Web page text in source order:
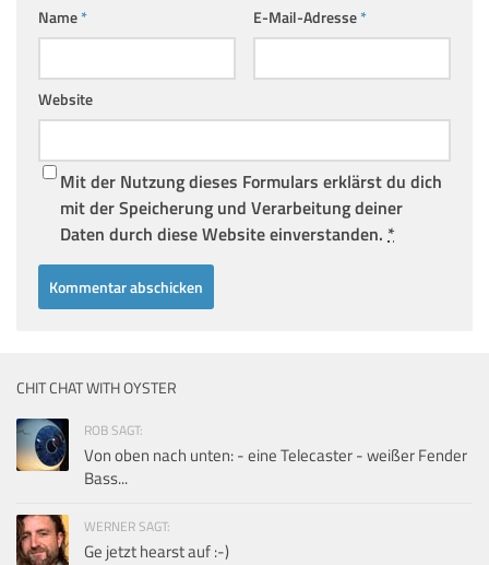
Name* E-Mail-Adresse*
Website
Mit der Nutzung dieses Formulars erklärst du dich
mit der Speicherung und Verarbeitung deiner
Daten durch diese Website einverstanden. *
CHIT CHAT WITH OYSTER
ROB SAGT:
Von oben nach unten: - eine Telecaster - weißer Fender
Bass...
WERNER SAGT:
Ge jetzt hearst auf :-)